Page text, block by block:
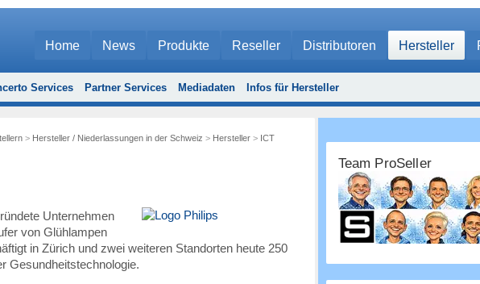
Home News Produkte Reseller Distributoren Hersteller
Services Partner Services Mediadaten Infos für Hersteller
> Hersteller / Niederlassungen in der Schweiz > Hersteller> ICT
Unternehmen
von Glühlampen
in Zürich und zwei weiteren Standorten heute 250
Gesundheitstechnologie.
Team ProSeller